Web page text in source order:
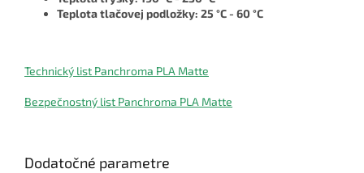
Teplota tlačovej podložky: 25 °C - 60 °C
Technický list Panchroma PLA Matte
Bezpečnostný list Panchroma PLA Matte
Dodatočné parametre